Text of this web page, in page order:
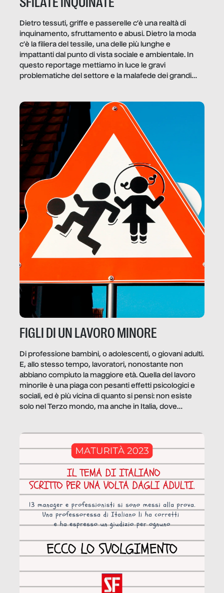
Dietro tessuti, griffe e passerelle c’è una realtà di
inquinamento, sfruttamento e abusi. Dietro la moda
c’è la filiera del tessile, una delle più lunghe e
impattanti dal punto di vista sociale e ambientale. In
questo reportage mettiamo in luce le gravi
problematiche del settore e la malafede dei grandi
FIGLI DI UN LAVORO MINORE
Di professione bambini, o adolescenti, o giovani adulti.
E, allo stesso tempo, lavoratori, nonostante non
abbiano compiuto la maggiore età. Quella del lavoro
minorile è una piaga con pesanti effetti psicologici e
sociali, ed è più vicina di quanto si pensi: non esiste
solo nel Terzo mondo, ma anche in Italia, dove